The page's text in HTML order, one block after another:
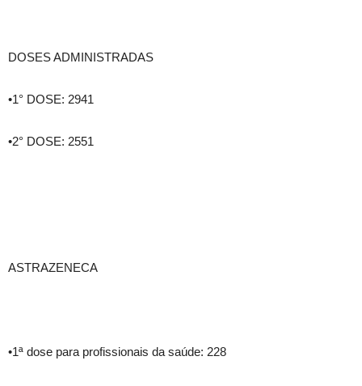
DOSES ADMINISTRADAS
•1° DOSE: 2941
•2° DOSE: 2551
ASTRAZENECA
•1ª dose para profissionais da saúde: 228